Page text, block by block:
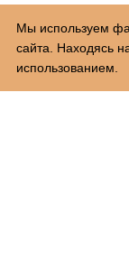
Мы используем
сайта. Находясь
использованием.